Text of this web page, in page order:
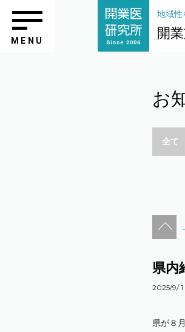
地域性
開
MENU
お
全て
県内
2025/9/ 1
県が８